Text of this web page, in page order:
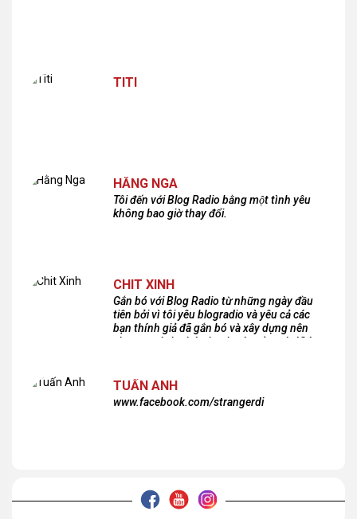
TITI
HẰNG NGA
Tôi đến với Blog Radio bằng một tình yêu
không bao giờ thay đổi.
CHIT XINH
Gắn bó với Blog Radio từ những ngày đầu
tiên bởi vì tôi yêu blogradio và yêu cả các
bạn thính giả đã gắn bó và xây dựng nên
chương trình phát thanh xúc cảm này!Cám
TUẤN ANH
www.facebook.com/strangerdi